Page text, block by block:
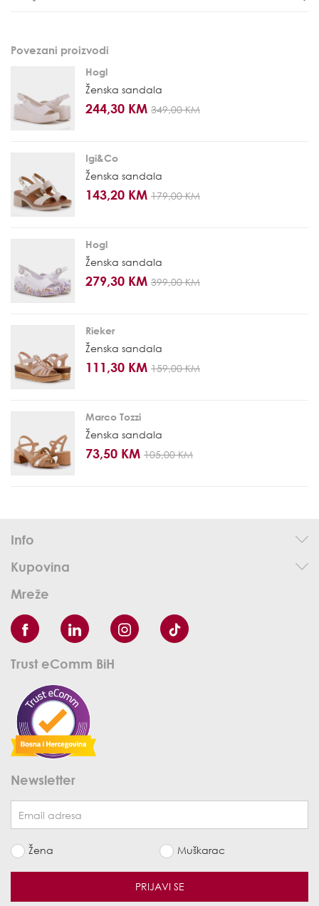
Povezani proizvodi
Hogl
Ženska sandala
244,30 KM 349,00 KM
Igi&Co
Ženska sandala
143,20 KM 179,00 KM
Hogl
Ženska sandala
279,30 KM 399,00 KM
Rieker
Ženska sandala
111,30 KM 159,00 KM
Marco Tozzi
Ženska sandala
73,50 KM 105,00 KM
Info
Kupovina
Mreže
Trust eComm BiH
Newsletter
Žena Muškarac
PRIJAVI SE